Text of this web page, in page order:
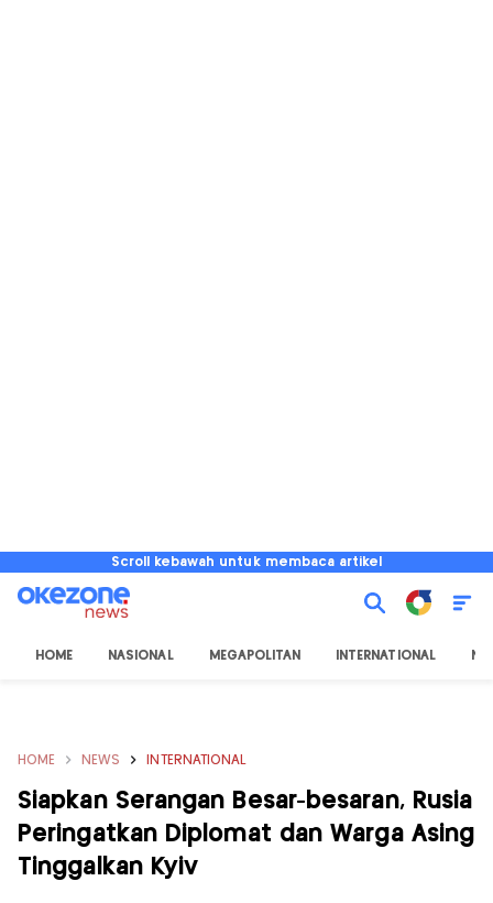
Scroll kebawah untuk membaca artikel
HOME NASIONAL MEGAPOLITAN INTERNATIONAL
HOME NEWS INTERNATIONAL
Siapkan Serangan Besar-besaran, Rusia
Peringatkan Diplomat dan Warga Asing
Tinggalkan Kyiv